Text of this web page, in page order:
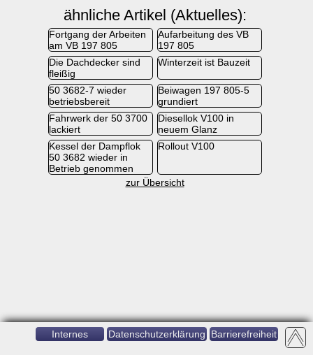
ähnliche Artikel (Aktuelles):
Fortgang der Arbeiten
am VB 197 805
Aufarbeitung des VB
197 805
Die Dachdecker sind
fleißig
Winterzeit ist Bauzeit
50 3682-7 wieder
betriebsbereit
Beiwagen 197 805-5
grundiert
Fahrwerk der 50 3700
lackiert
Diesellok V100 in
neuem Glanz
Kessel der Dampflok
50 3682 wieder in
Betrieb genommen
Rollout V100
zur Übersicht
Internes Datenschutzerklärung Barrierefreiheit